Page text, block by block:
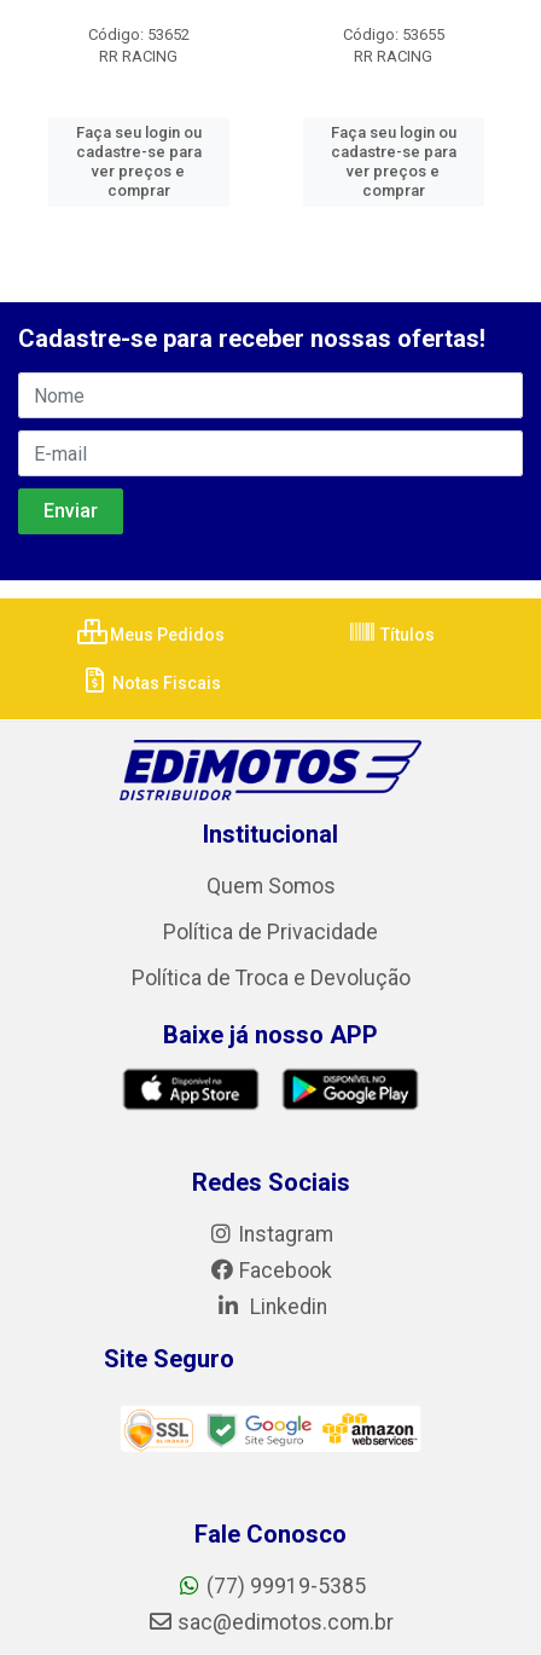
Código: 53652
RR RACING
Faça seu login ou
cadastre-se para
ver preços e
comprar
Código: 53655
RR RACING
Faça seu login ou
cadastre-se para
ver preços e
comprar
Cadastre-se para receber nossas ofertas!
Meus Pedidos Títulos
Notas Fiscais
Institucional
Quem Somos
Política de Privacidade
Política de Troca e Devolução
Baixe já nosso APP
Redes Sociais
Instagram
Facebook
Linkedin
Site Seguro
Fale Conosco
(77) 99919-5385
sac@edimotos.com.br